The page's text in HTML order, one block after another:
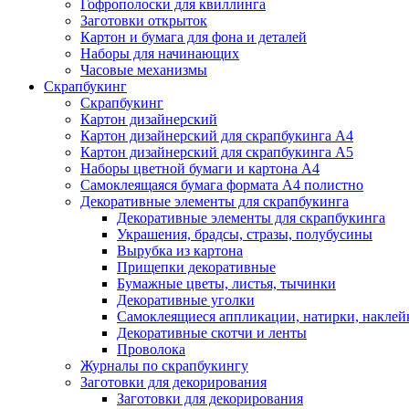
Гофрополоски для квиллинга
Заготовки открыток
Картон и бумага для фона и деталей
Наборы для начинающих
Часовые механизмы
Скрапбукинг
Скрапбукинг
Картон дизайнерский
Картон дизайнерский для скрапбукинга А4
Картон дизайнерский для скрапбукинга А5
Наборы цветной бумаги и картона А4
Самоклеящаяся бумага формата А4 полистно
Декоративные элементы для скрапбукинга
Декоративные элементы для скрапбукинга
Украшения, брадсы, стразы, полубусины
Вырубка из картона
Прищепки декоративные
Бумажные цветы, листья, тычинки
Декоративные уголки
Самоклеящиеся аппликации, натирки,
Декоративные скотчи и ленты
Проволока
Журналы по скрапбукингу
Заготовки для декорирования
Заготовки для декорирования